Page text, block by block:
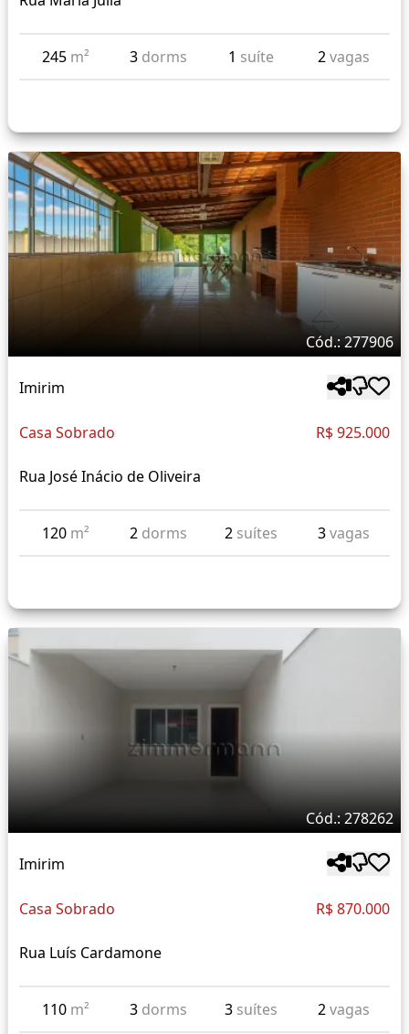
245 m² 3 dorms 1 suíte 2vagas
Cód.: 277906
Imirim
Casa Sobrado R$ 925.000
Rua José Inácio de Oliveira
120 m² 2 dorms 2 suítes 3vagas
Cód.: 278262
Imirim
Casa Sobrado R$ 870.000
Rua Luís Cardamone
110 m² 3 dorms 3 suítes 2vagas